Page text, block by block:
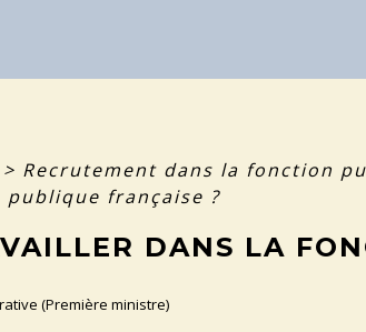
> Recrutement dans la fonction
française ?
DANS LA
(Première ministre)